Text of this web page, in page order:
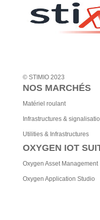
© STIMIO 2023
NOS MARCHÉS
Matériel roulant
Infrastructures &
Utilities & Infrastructures
OXYGEN IOT
Oxygen Asset Management
Oxygen Application Studio